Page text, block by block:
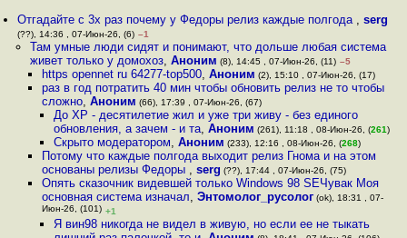
Отгадайте с 3х раз почему у Федоры релиз каждые полгода ,serg
(??), 14:36 , 07-Июн-26, (6) –1
Там умные люди сидят и понимают, что дольше любая система
живет только у домохоз, Аноним (8), 14:45 , 07-Июн-26, (11) –5
https opennet ru 64277-top500, Аноним (2), 15:10 , 07-Июн-26, (17)
раз в год потратить 40 мин чтобы обновить релиз не то чтобы
сложно, Аноним (66), 17:39 , 07-Июн-26, (67)
До XP - десятилетие жил и уже три живу - без единого
обновления, а зачем - и та,Аноним (261), 11:18 , 08-Июн-26, (261)
Скрыто модератором,Аноним (233), 12:16 , 08-Июн-26, (268)
Потому что каждые полгода выходит релиз Гнома и на этом
основаны релизы Федоры , serg (??), 17:44 , 07-Июн-26, (75)
Опять сказочник видевшей только Windows 98 SEЧувак Моя
основная система изначал, Энтомолог_русолог(ok), 18:31 , 07-
Июн-26, (101) +1
Я вин98 никогда не видел в живую, но если ее не тыкать